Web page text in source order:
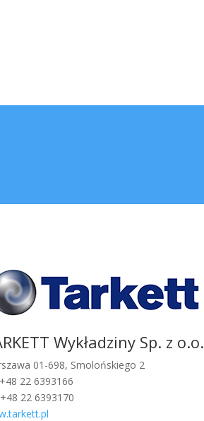
Wykładziny Sp. z o.o.
01-698, Smolońskiego 2
22 6393166
22 6393170